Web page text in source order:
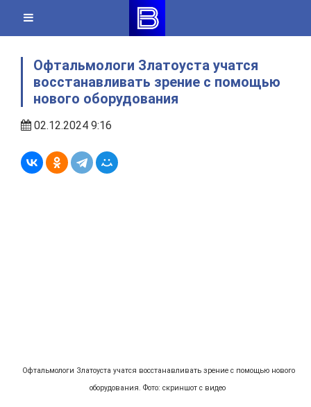
content
Офтальмологи Златоуста учатся
восстанавливать зрение с помощью
нового оборудования
02.12.2024 9:16
Офтальмологи Златоуста учатся восстанавливать зрение с помощью нового
оборудования. Фото: скриншот с видео